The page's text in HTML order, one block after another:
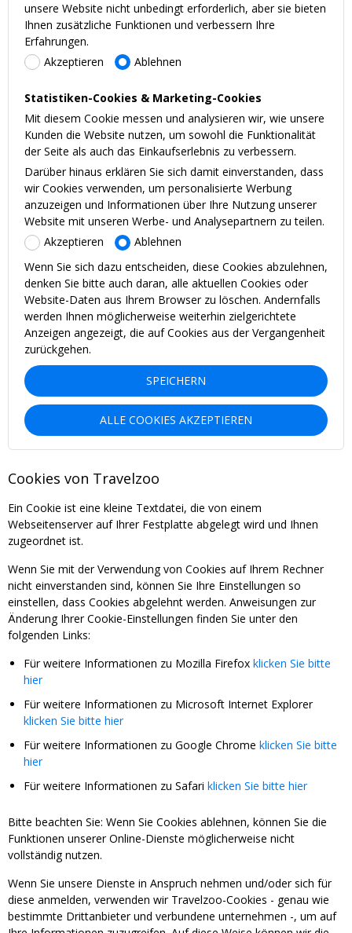
unsere Website nicht unbedingt erforderlich, aber sie bieten
Ihnen zusätzliche Funktionen und verbessern Ihre
Erfahrungen.
Akzeptieren
Ablehnen
Statistiken-Cookies & Marketing-Cookies
Mit diesem Cookie messen und analysieren wir, wie unsere
Kunden die Website nutzen, um sowohl die Funktionalität
der Seite als auch das Einkaufserlebnis zu verbessern.
Darüber hinaus erklären Sie sich damit einverstanden, dass
wir Cookies verwenden, um personalisierte Werbung
anzuzeigen und Informationen über Ihre Nutzung unserer
Website mit unseren Werbe- und Analysepartnern zu teilen.
Akzeptieren
Ablehnen
Wenn Sie sich dazu entscheiden, diese Cookies abzulehnen,
denken Sie bitte auch daran, alle aktuellen Cookies oder
Website-Daten aus Ihrem Browser zu löschen. Andernfalls
werden Ihnen möglicherweise weiterhin zielgerichtete
Anzeigen angezeigt, die auf Cookies aus der Vergangenheit
zurückgehen.
SPEICHERN
ALLE COOKIES AKZEPTIEREN
Cookies von Travelzoo
Ein Cookie ist eine kleine Textdatei, die von einem
Webseitenserver auf Ihrer Festplatte abgelegt wird und Ihnen
zugeordnet ist.
Wenn Sie mit der Verwendung von Cookies auf Ihrem Rechner
nicht einverstanden sind, können Sie Ihre Einstellungen so
einstellen, dass Cookies abgelehnt werden. Anweisungen zur
Änderung Ihrer Cookie-Einstellungen finden Sie unter den
folgenden Links:
Für weitere Informationen zu Mozilla Firefox klicken Sie bitte
hier
Für weitere Informationen zu Microsoft Internet Explorer
klicken Sie bitte hier
Für weitere Informationen zu Google Chrome klicken Sie bitte
hier
Für weitere Informationen zu Safari klicken Sie bitte hier
Bitte beachten Sie: Wenn Sie Cookies ablehnen, können Sie die
Funktionen unserer Online-Dienste möglicherweise nicht
vollständig nutzen.
Wenn Sie unsere Dienste in Anspruch nehmen und/oder sich für
diese anmelden, verwenden wir Travelzoo-Cookies - genau wie
bestimmte Drittanbieter und verbundene unternehmen -, um auf